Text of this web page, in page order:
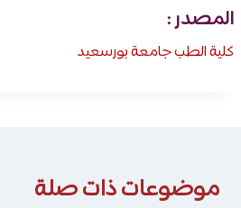
المصدر :
كلية الطب جامعة بورسعيد
موضوعات ذات صلة